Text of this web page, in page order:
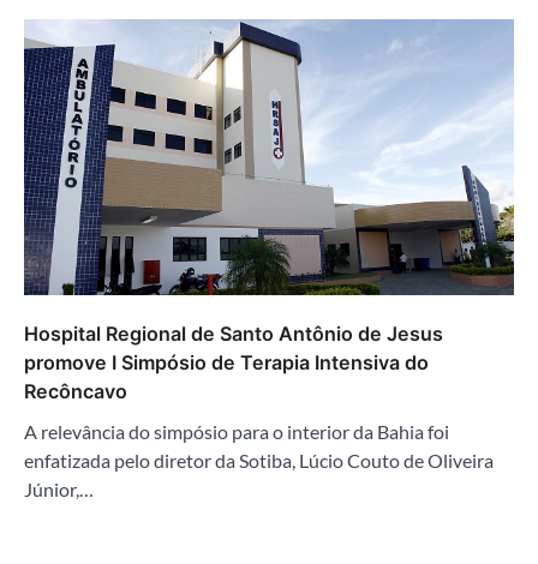
Hospital Regional de Santo Antônio de Jesus
promove I Simpósio de Terapia Intensiva do
Recôncavo
A relevância do simpósio para o interior da Bahia foi
enfatizada pelo diretor da Sotiba, Lúcio Couto de Oliveira
Júnior,…